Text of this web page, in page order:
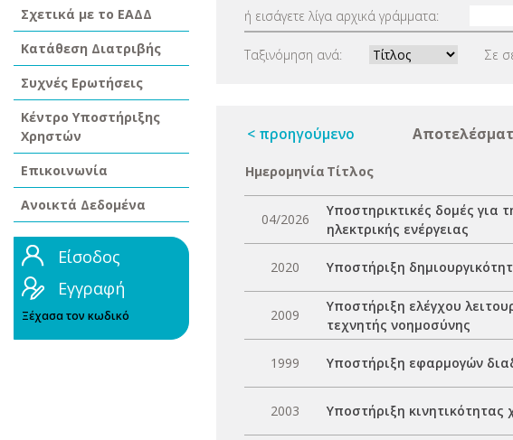
Σχετικά με το ΕΑΔΔ
Κατάθεση Διατριβής
Συχνές Ερωτήσεις
Κέντρο Υποστήριξης
Χρηστών
Επικοινωνία
Ανοικτά Δεδομένα
Είσοδος
Εγγραφή
Ξέχασα τον κωδικό
ή εισάγετε λίγα αρχικά γράμματα:
Ταξινόμηση ανά: Σε
< προηγούμενο
Ημερομηνία Τίτλος
04/2026
Υποστηρικτικές δομές για
ηλεκτρικής ενέργειας
2020 Υποστήριξη
2009
Υποστήριξη ελέγχου
τεχνητής νοημοσύνης
1999 Υποστήριξη εφαρμογών
2003 Υποστήριξη κινητικότητας